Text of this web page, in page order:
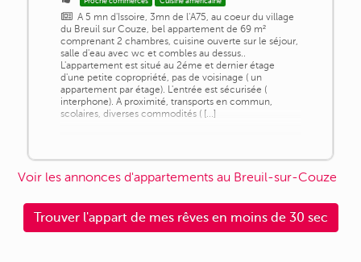
A 5 mn d'Issoire, 3mn de l'A75, au coeur du village
du Breuil sur Couze, bel appartement de 69 m²
comprenant 2 chambres, cuisine ouverte sur le séjour,
salle d'eau avec wc et combles au dessus..
L'appartement est situé au 2éme et dernier étage
d'une petite copropriété, pas de voisinage ( un
appartement par étage). L'entrée est sécurisée (
interphone). A proximité, transports en commun,
scolaires, diverses commodités ( [...]
Voir les annonces d'appartements au Breuil-sur-Couze
Trouver l'appart de mes rêves en moins de 30 sec